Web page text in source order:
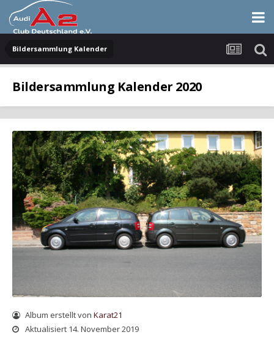
Bildersammlung Kalender
Bildersammlung Kalender 2020
Album erstellt vonKarat21
Aktualisiert 14. November 2019